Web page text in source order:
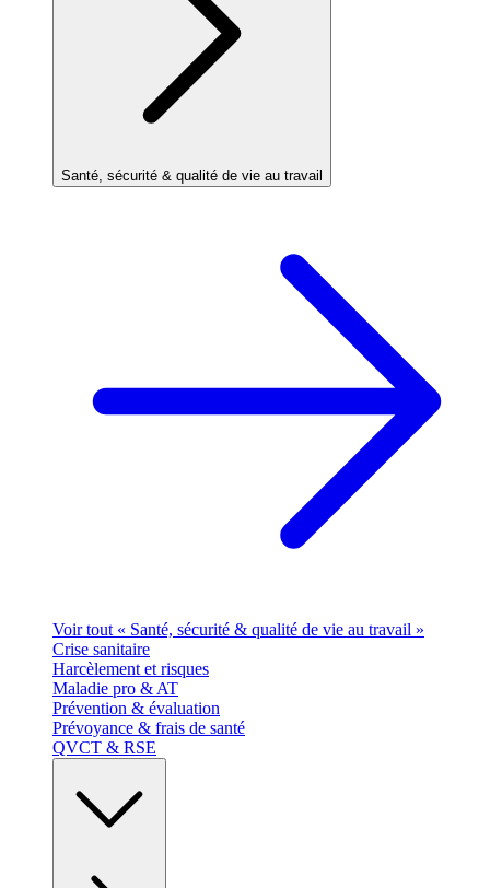
Santé, sécurité & qualité de vie au travail
Voir tout « Santé, sécurité & qualité de vie au travail »
Crise sanitaire
Harcèlement et risques
Maladie pro & AT
Prévention & évaluation
Prévoyance & frais de santé
QVCT & RSE